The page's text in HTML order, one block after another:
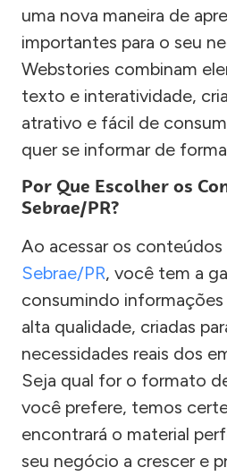
uma nova maneira de
importantes para o seu
Webstories combinam
texto e interatividade,
atrativo e fácil de
quer se informar de
Por Que Escolher os
Sebrae/PR?
Ao acessar os
Sebrae/PR, você tem a
consumindo
alta qualidade, criadas
necessidades reais dos
Seja qual for o formato
você prefere, temos
encontrará o material
seu negócio a crescer e